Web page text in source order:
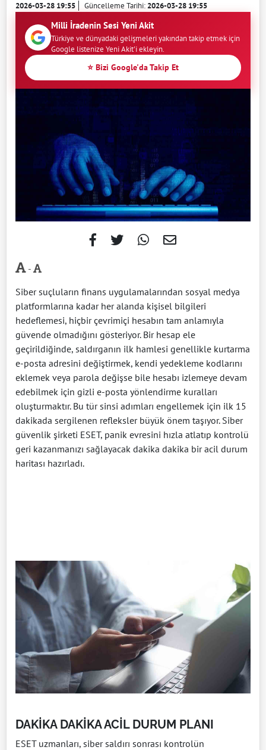
2026-03-28 19:55 Güncelleme Tarihi:2026-03-28 19:55
Milli İradenin Sesi Yeni Akit
Türkiye ve dünyadaki gelişmeleri yakından takip etmek için
Google listenize Yeni Akit'i ekleyin.
⭐ Bizi Google'da Takip Et
-
Siber suçluların finans uygulamalarından sosyal medya
platformlarına kadar her alanda kişisel bilgileri
hedeflemesi, hiçbir çevrimiçi hesabın tam anlamıyla
güvende olmadığını gösteriyor. Bir hesap ele
geçirildiğinde, saldırganın ilk hamlesi genellikle kurtarma
e-posta adresini değiştirmek, kendi yedekleme kodlarını
eklemek veya parola değişse bile hesabı izlemeye devam
edebilmek için gizli e-posta yönlendirme kuralları
oluşturmaktır. Bu tür sinsi adımları engellemek için ilk 15
dakikada sergilenen refleksler büyük önem taşıyor. Siber
güvenlik şirketi ESET, panik evresini hızla atlatıp kontrolü
geri kazanmanızı sağlayacak dakika dakika bir acil durum
haritası hazırladı.
DAKİKA DAKİKA ACİL DURUM PLANI
ESET uzmanları, siber saldırı sonrası kontrolün